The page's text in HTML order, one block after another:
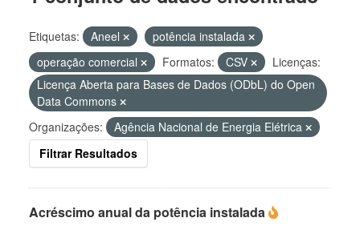
Etiquetas: Aneel
potência instalada
operação comercial
Formatos: CSV
Licenças:
Licença Aberta para Bases de Dados (ODbL) do Open
Data Commons
Organizações:
Agência Nacional de Energia Elétrica
Filtrar Resultados
Acréscimo anual da potência instalada